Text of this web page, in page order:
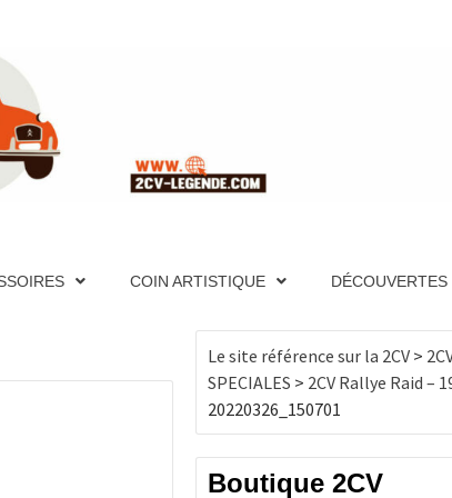
2CV
PAGES TECHNIQUES, MOTEUR, TRANSMISSION,
2CV PAR ANNÉE, BOUTIQUE DE PRODUITS
COIN ARTISTIQUE DÉCOUVERTES
Le site référence sur la 2CV >
SPECIALES > 2CV Rallye Raid –
20220326_150701
Boutique 2CV